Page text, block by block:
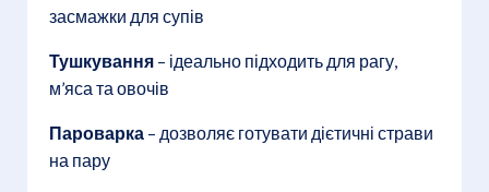
засмажки для супів
Тушкування – ідеально підходить для рагу,
м’яса та овочів
Пароварка – дозволяє готувати дієтичні страви
на пару